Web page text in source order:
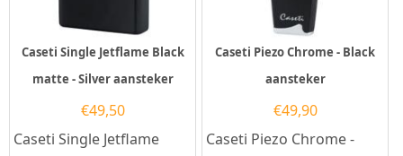
Caseti Single Jetflame Black
matte - Silver aansteker
€49,50
Caseti Single Jetflame
Caseti Piezo Chrome - Black
aansteker
€49,90
Caseti Piezo Chrome -